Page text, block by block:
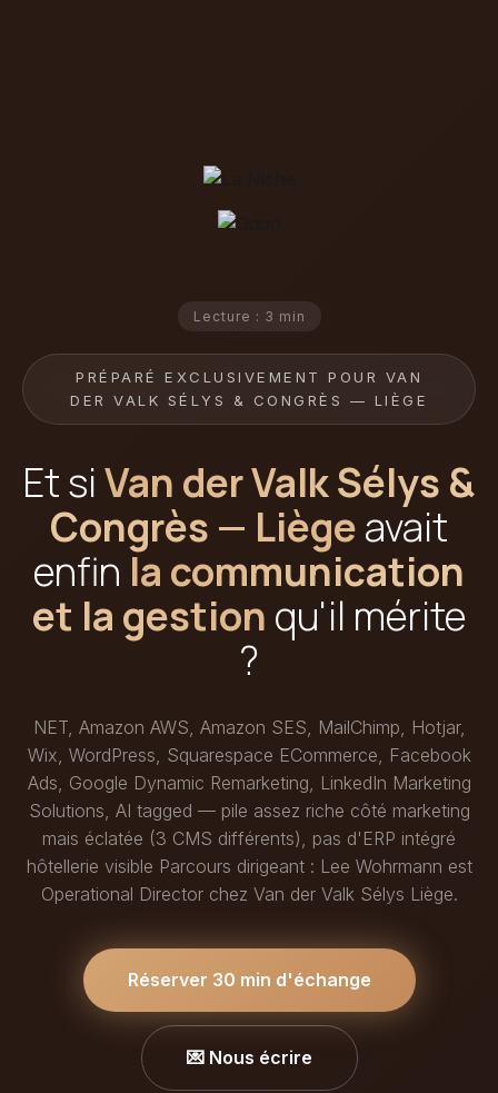
Lecture : 3 min
PRÉPARÉ EXCLUSIVEMENT POUR VAN
DER VALK SÉLYS & CONGRÈS — LIÈGE
Et siVan der Valk Sélys &
Congrès — Liègeavait
enfin la communication
et la gestion qu'il mérite
?
NET, Amazon AWS, Amazon SES, MailChimp, Hotjar,
Wix, WordPress, Squarespace ECommerce, Facebook
Ads, Google Dynamic Remarketing, LinkedIn Marketing
Solutions, AI tagged — pile assez riche côté marketing
mais éclatée (3 CMS différents), pas d'ERP intégré
hôtellerie visible Parcours dirigeant : Lee Wohrmann est
Operational Director chez Van der Valk Sélys Liège.
Réserver 30 min d'échange
💌 Nous écrire